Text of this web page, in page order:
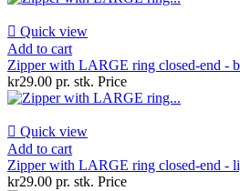
 Quick view
Add to cart
Zipper with LARGE ring closed-end -
kr29.00 pr. stk. Price
 Quick view
Add to cart
Zipper with LARGE ring closed-end -
kr29.00 pr. stk. Price